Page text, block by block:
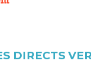
DIRECTS